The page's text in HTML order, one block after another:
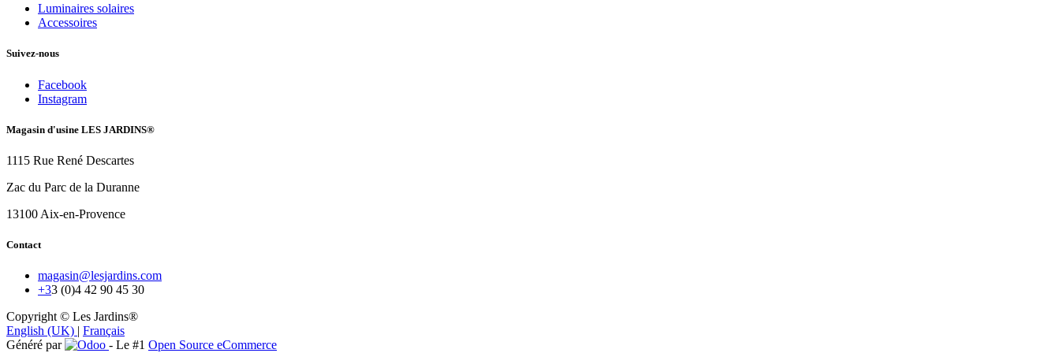
Luminaires solaires
Accessoires
Suivez-nous
Facebook
Instagram
Magasin d'usine LES JARDINS®
1115 Rue René Descartes
Zac du Parc de la Duranne
13100 Aix-en-Provence
Contact
magasin@lesjardins.com
+33 (0)4 42 90 45 30
Copyright © Les Jardins®
English (UK) | Français
Généré par
- Le #1 Open Source eCommerce